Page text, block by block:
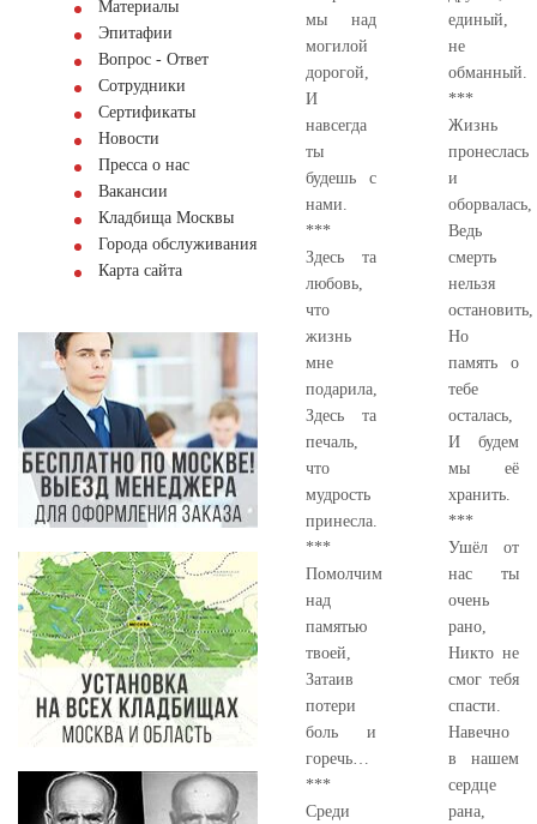
Материалы
Эпитафии
Вопрос - Ответ
Сотрудники
Сертификаты
Новости
Пресса о нас
Вакансии
Кладбища Москвы
Города обслуживания
Карта сайта
мы над
могилой
дорогой,
И
навсегда
ты
будешь с
нами.
***
Здесь та
любовь,
что
жизнь
мне
подарила,
Здесь та
печаль,
что
мудрость
принесла.
***
Помолчим
над
памятью
твоей,
Затаив
потери
боль и
горечь…
***
Среди
единый,
не
обманный.
***
Жизнь
пронеслась
и
оборвалась,
Ведь
смерть
нельзя
остановить,
Но
память о
тебе
осталась,
И будем
мы её
хранить.
***
Ушёл от
нас ты
очень
рано,
Никто не
смог тебя
спасти.
Навечно
в нашем
сердце
рана,